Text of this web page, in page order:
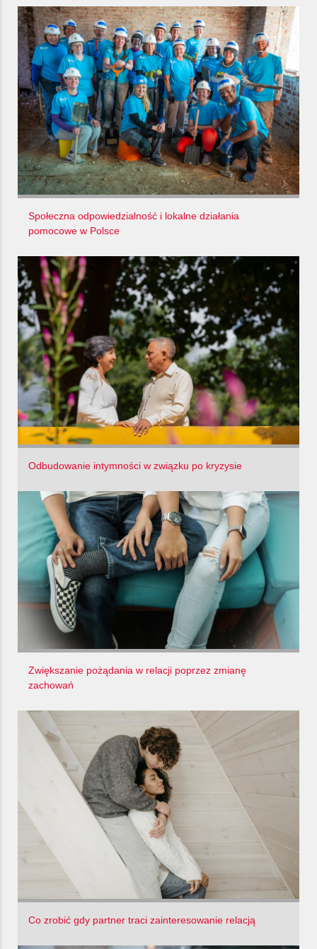
Społeczna odpowiedzialność i lokalne działania
pomocowe w Polsce
Odbudowanie intymności w związku po kryzysie
Zwiększanie pożądania w relacji poprzez zmianę
zachowań
Co zrobić gdy partner traci zainteresowanie relacją